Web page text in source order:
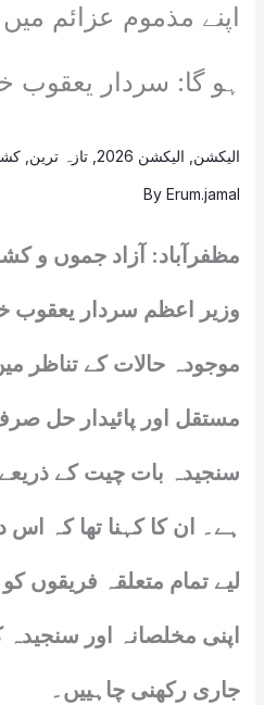
اپنے مذموم عزائم
ہو گا: سردار یعقوب
الیکشن الیکشن 2026 , تازہ ترین
ByErum.jamal
مظفرآباد: آزاد جموں و
وزیر اعظم سردار یعقوب
موجودہ حالات کے تناظر
مستقل اور پائیدار حل
سنجیدہ بات چیت کے ذریعے
ہے۔ ان کا کہنا تھا کہ
لیے تمام متعلقہ
اپنی مخلصانہ اور
جاری رکھنی چاہییں۔